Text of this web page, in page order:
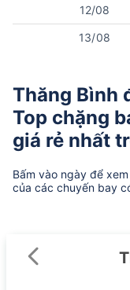
12/08
13/08
Thăng Bình
Top chặng
giá rẻ nhất
Bấm vào ngày để
của các chuyến bay